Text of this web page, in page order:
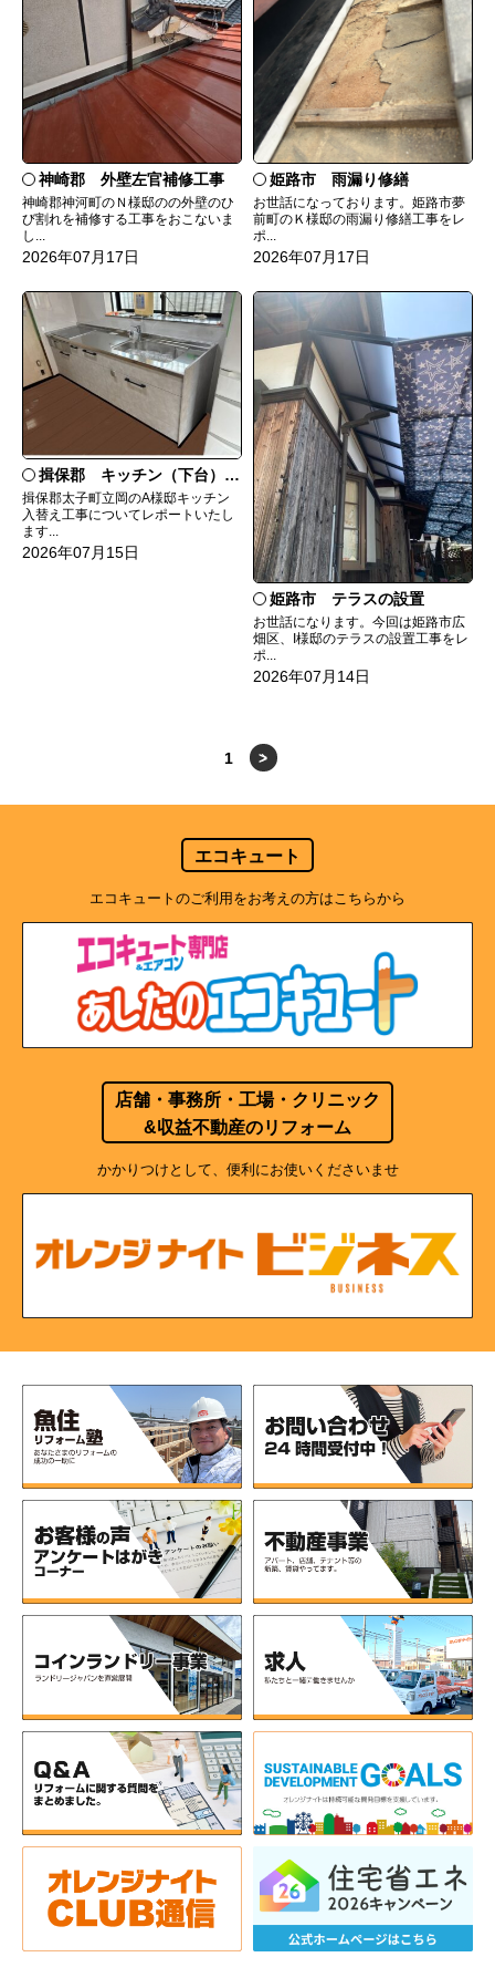
神崎郡 外壁左官補修工事
神崎郡神河町のＮ様邸のの外壁のひ
び割れを補修する工事をおこないま
し...
2026年07月17日
姫路市 雨漏り修繕
お世話になっております。姫路市夢
前町のＫ様邸の雨漏り修繕工事をレ
ポ...
2026年07月17日
揖保郡 キッチン（下台）交換
揖保郡太子町立岡のA様邸キッチン
入替え工事についてレポートいたし
ます...
2026年07月15日
姫路市 テラスの設置
お世話になります。今回は姫路市広
畑区、I様邸のテラスの設置工事をレ
ポ...
2026年07月14日
1 >
エコキュート
エコキュートのご利用をお考えの方はこちらから
店舗・事務所・工場・クリニック
&収益不動産のリフォーム
かかりつけとして、便利にお使いくださいませ